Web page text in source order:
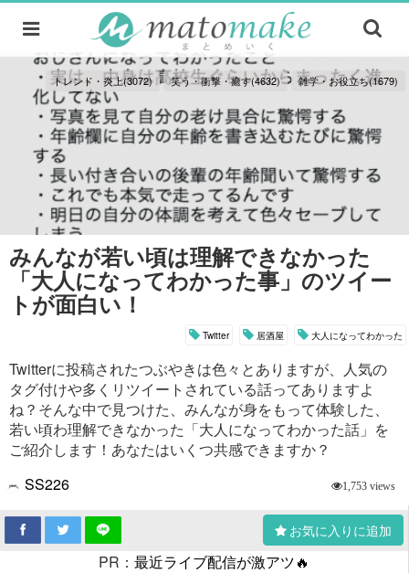
トレンド・炎上(3072) 笑う・衝撃・癒す(4632) 雑学・お役立ち(1679)
みんなが若い頃は理解できなかった
「大人になってわかった事」のツイー
トが面白い！
Twitter 居酒屋 大人になってわかった
Twitterに投稿されたつぶやきは色々とありますが、人気の
タグ付けや多くリツイートされている話ってありますよ
ね？そんな中で見つけた、みんなが身をもって体験した、
若い頃わ理解できなかった「大人になってわかった話」を
ご紹介します！あなたはいくつ共感できますか？
SS226
1,753 views
お気に入りに追加
PR： 最近ライブ配信が激アツ🔥